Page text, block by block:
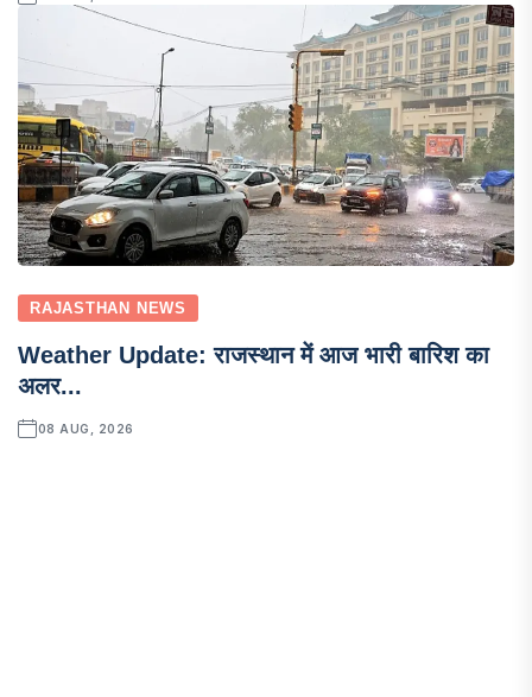
RAJASTHAN NEWS
Weather Update: राजस्थान में आज भारी बारिश का
अलर...
08 AUG, 2026